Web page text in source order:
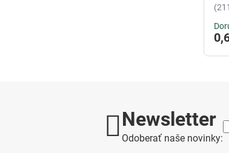
Newsletter
Odoberať naše novinky: